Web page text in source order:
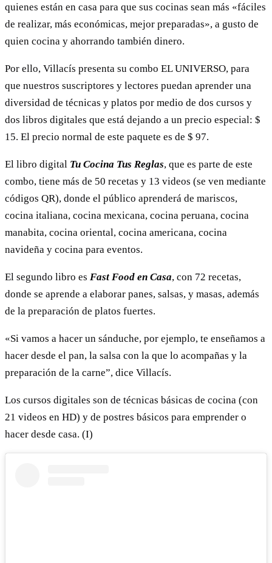
quienes están en casa para que sus cocinas sean más «fáciles
de realizar, más económicas, mejor preparadas», a gusto de
quien cocina y ahorrando también dinero.
Por ello, Villacís presenta su combo EL UNIVERSO, para
que nuestros suscriptores y lectores puedan aprender una
diversidad de técnicas y platos por medio de dos cursos y
dos libros digitales que está dejando a un precio especial: $
15. El precio normal de este paquete es de $ 97.
El libro digital Tu Cocina Tus Reglas, que es parte de este
combo, tiene más de 50 recetas y 13 videos (se ven mediante
códigos QR), donde el público aprenderá de mariscos,
cocina italiana, cocina mexicana, cocina peruana, cocina
manabita, cocina oriental, cocina americana, cocina
navideña y cocina para eventos.
El segundo libro es Fast Food en Casa, con 72 recetas,
donde se aprende a elaborar panes, salsas, y masas, además
de la preparación de platos fuertes.
«Si vamos a hacer un sánduche, por ejemplo, te enseñamos a
hacer desde el pan, la salsa con la que lo acompañas y la
preparación de la carne”, dice Villacís.
Los cursos digitales son de técnicas básicas de cocina (con
21 videos en HD) y de postres básicos para emprender o
hacer desde casa. (I)